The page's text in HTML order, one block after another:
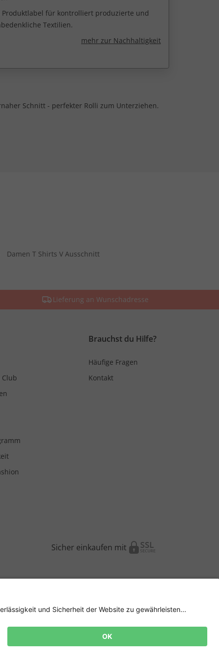
Produktlabel für kontrolliert produzierte und
Textilien.
mehr zur Nachhaltigkeit
Schnitt - perfekter Rolli zum Unterziehen.
Damen T Shirts V Ausschnitt
Lieferung an Wunschadresse
Club
Brauchst du Hilfe?
Häufige Fragen
Kontakt
Sicher einkaufen mit